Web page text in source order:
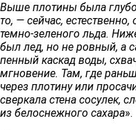
Выше плотины была
то, — сейчас,
темно-зеленого льда.
был лед, но не ровный, а
пенный каскад воды,
мгновение. Там, где
через плотину или
сверкала стена сосулек,
из белоснежного сахара».